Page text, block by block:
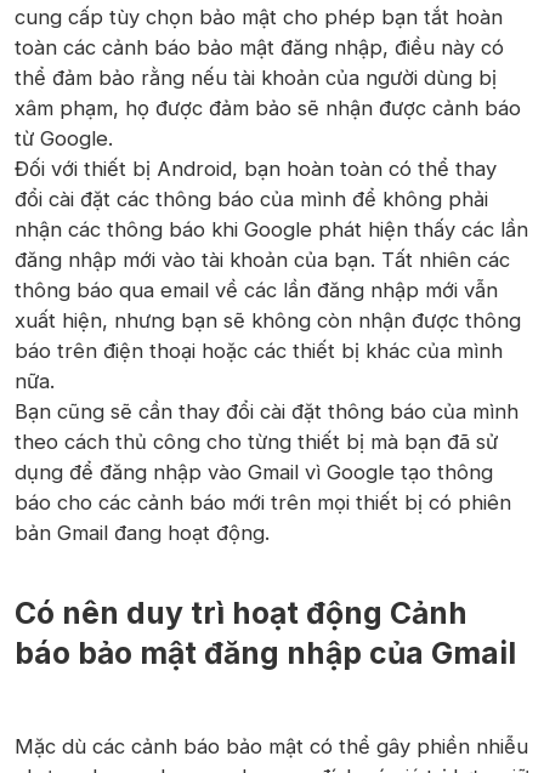
cung cấp tùy chọn bảo mật cho phép bạn tắt hoàn
toàn các cảnh báo bảo mật đăng nhập, điều này có
thể đảm bảo rằng nếu tài khoản của người dùng bị
xâm phạm, họ được đảm bảo sẽ nhận được cảnh báo
từ Google.
Đối với thiết bị Android, bạn hoàn toàn có thể thay
đổi cài đặt các thông báo của mình để không phải
nhận các thông báo khi Google phát hiện thấy các lần
đăng nhập mới vào tài khoản của bạn. Tất nhiên các
thông báo qua email về các lần đăng nhập mới vẫn
xuất hiện, nhưng bạn sẽ không còn nhận được thông
báo trên điện thoại hoặc các thiết bị khác của mình
nữa.
Bạn cũng sẽ cần thay đổi cài đặt thông báo của mình
theo cách thủ công cho từng thiết bị mà bạn đã sử
dụng để đăng nhập vào Gmail vì Google tạo thông
báo cho các cảnh báo mới trên mọi thiết bị có phiên
bản Gmail đang hoạt động.
Có nên duy trì hoạt động Cảnh
báo bảo mật đăng nhập của Gmail
Mặc dù các cảnh báo bảo mật có thể gây phiền nhiễu